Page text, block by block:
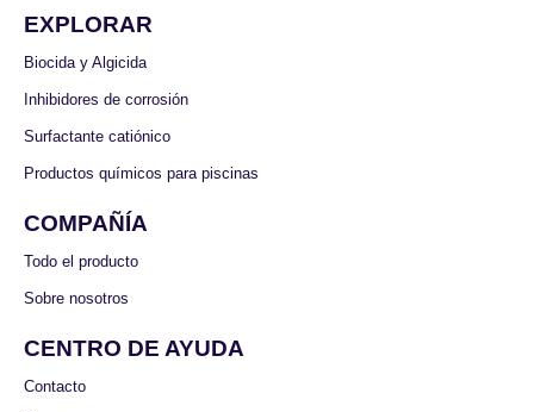
EXPLORAR
Biocida y Algicida
Inhibidores de corrosión
Surfactante catiónico
Productos químicos para piscinas
COMPAÑÍA
Todo el producto
Sobre nosotros
CENTRO DE AYUDA
Contacto